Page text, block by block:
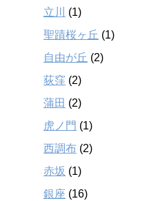
立川
(1)
聖蹟桜ヶ丘 (1)
自由が丘 (2)
荻窪 (2)
蒲田 (2)
虎ノ門 (1)
西調布 (2)
赤坂 (1)
銀座 (16)